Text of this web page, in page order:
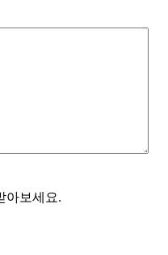
아보세요.